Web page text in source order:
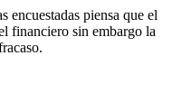
encuestadas piensa que el
financiero sin embargo la